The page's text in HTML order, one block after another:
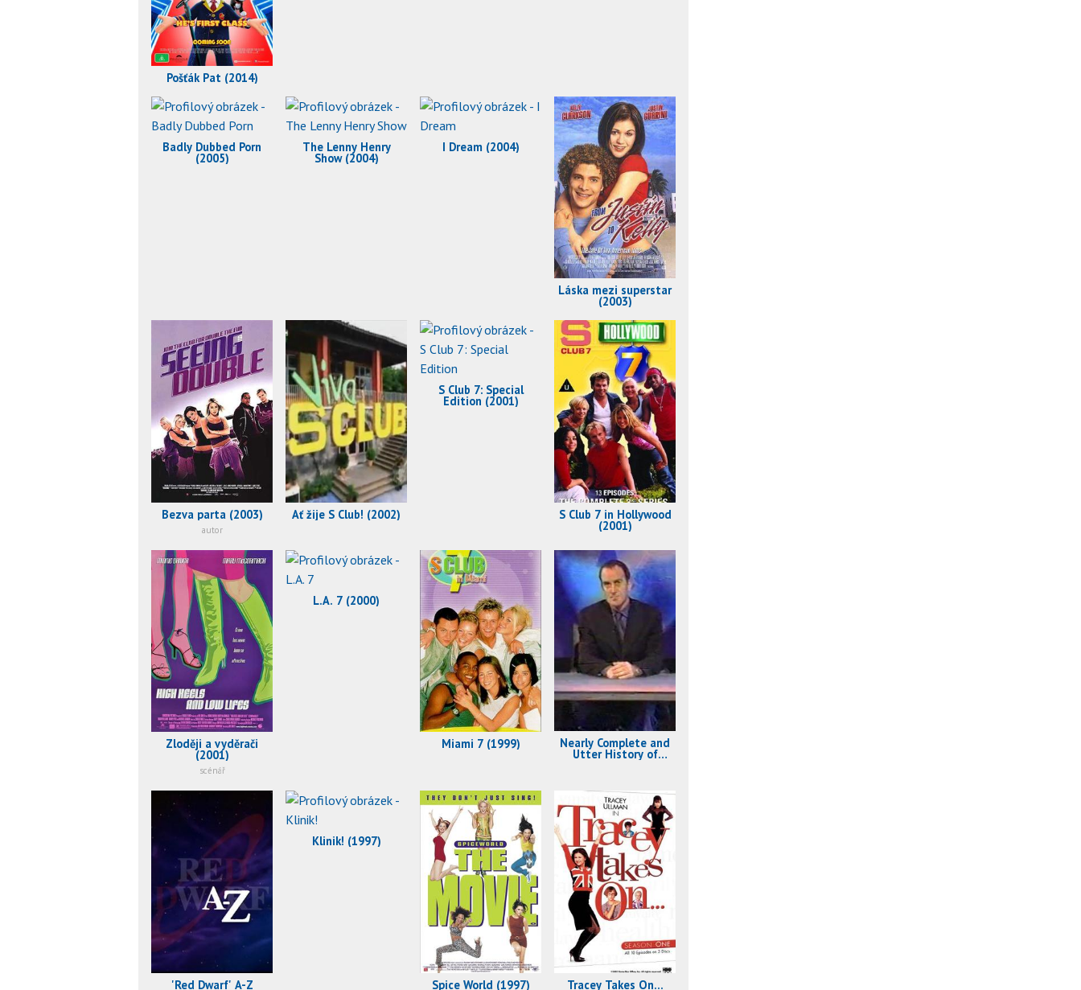
Pošťák Pat (2014)
Badly Dubbed Porn
(2005)
The Lenny Henry
Show (2004)
I Dream (2004)
Láska mezi superstar
(2003)
Bezva parta (2003)
autor
Ať žije S Club! (2002)
S Club 7: Special
Edition (2001)
S Club 7 in Hollywood
(2001)
Zloději a vyděrači
(2001)
scénář
L.A. 7 (2000)
Miami 7 (1999) Nearly Complete and
Utter History of
'Red Dwarf' A-Z
Klinik! (1997)
Spice World (1997) Tracey Takes On...